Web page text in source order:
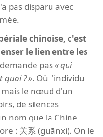
pas disparu avec
chinoise, c'est
le lien entre les
pas
qui
quoi ? . Où l'individu
mais le nœud d'un
de silences
nom que la Chine
: 关系 (guānxi). On le